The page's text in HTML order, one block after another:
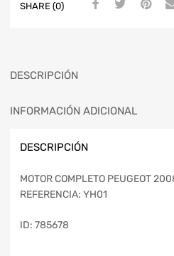
SHARE (0)
DESCRIPCIÓN
INFORMACIÓN ADICIONAL
DESCRIPCIÓN
MOTOR COMPLETO PEUGEOT
REFERENCIA: YH01
ID: 785678